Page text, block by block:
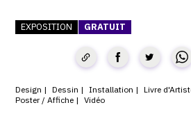
L'ÉQUIPE OAM
À PROPOS
CONTACT
EXPOSITION GRATUIT
Design Dessin Installation Livre
Poster / Affiche
Vidéo